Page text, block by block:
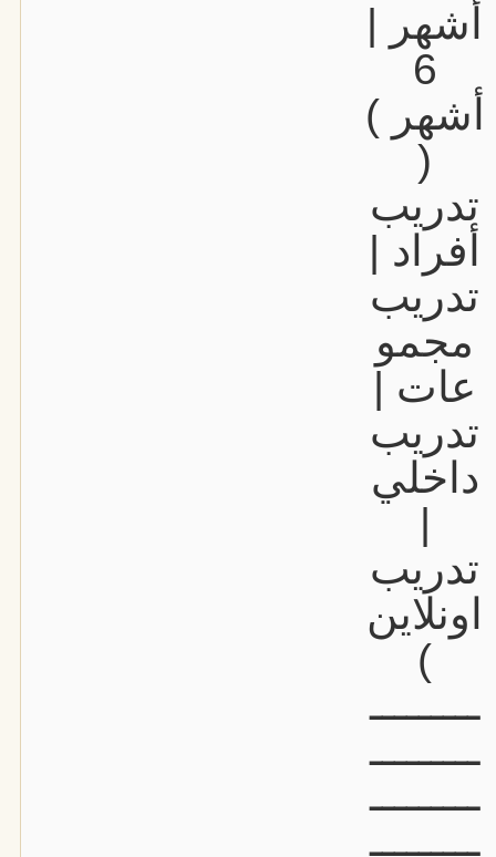
أشهر |
6
أشهر )
(
تدريب
أفراد |
تدريب
مجمو
عات |
تدريب
داخلي
|
تدريب
اونلاين
)
ـــــــــ
ـــــــــ
ـــــــــ
ـــــــــ